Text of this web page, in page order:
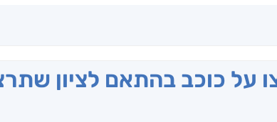
על כוכב בהתאם לציון